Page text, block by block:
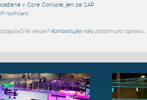
v Core Console, jenze SAP
rozhraní.
verze? Kontaktujte násprosím pro opravu.